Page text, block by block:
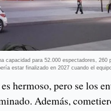
capacidad para 52.000 espectadores,
estar finalizado en 2027 cuando el
hermoso, pero se los
Además,